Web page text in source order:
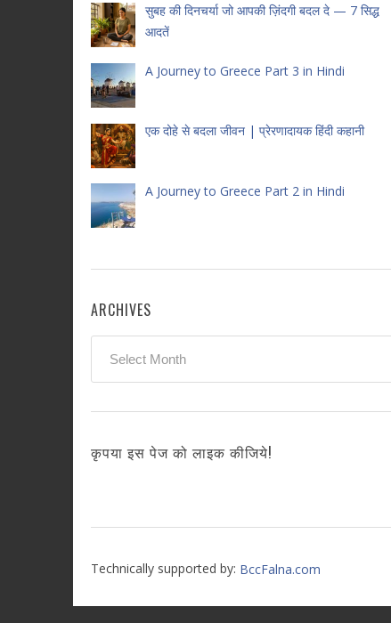
सुबह की दिनचर्या जो आपकी ज़िंदगी बदल दे — 7 सिद्ध
आदतें
A Journey to Greece Part 3 in Hindi
एक दोहे से बदला जीवन | प्रेरणादायक हिंदी कहानी
A Journey to Greece Part 2 in Hindi
ARCHIVES
कृपया इस पेज को लाइक कीजिये!
Technically supported by: BccFalna.com